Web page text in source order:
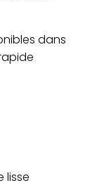
dans
lisse